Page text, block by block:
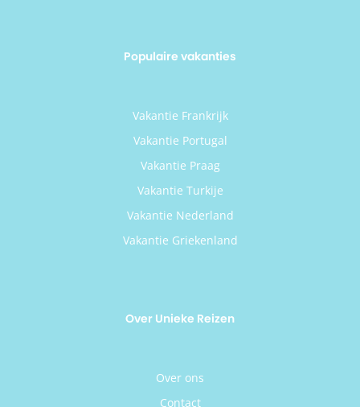
Populaire vakanties
Vakantie Frankrijk
Vakantie Portugal
Vakantie Praag
Vakantie Turkije
Vakantie Nederland
Vakantie Griekenland
Over Unieke Reizen
Over ons
Contact